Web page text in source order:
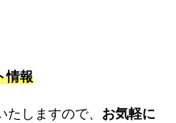
情報
たしますので、 お気軽に